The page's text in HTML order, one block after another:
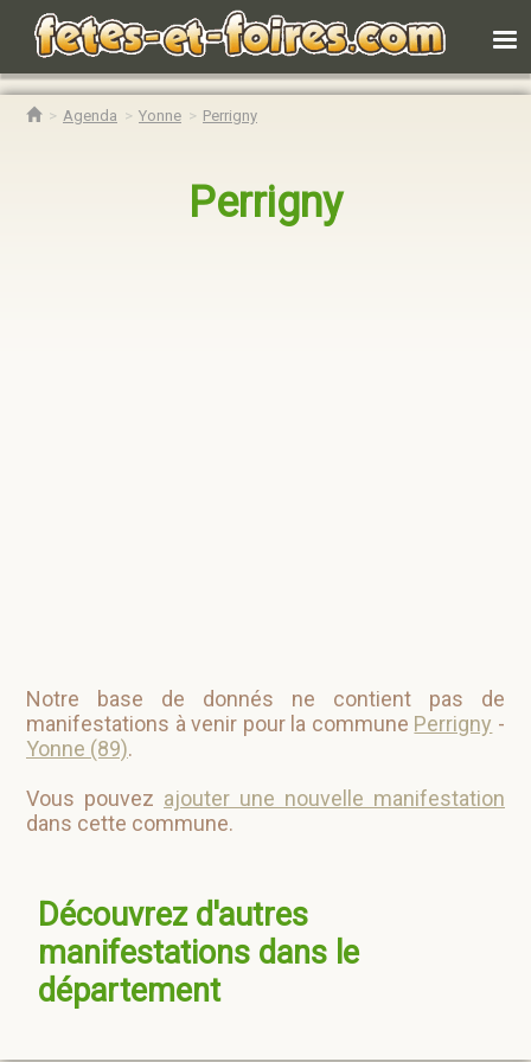
Agenda Yonne Perrigny
Perrigny
Notre base de donnés ne contient pas de
manifestations à venir pour la commune Perrigny -
Yonne (89).
Vous pouvez ajouter une nouvelle manifestation
dans cette commune.
Découvrez d'autres
manifestations dans le
département